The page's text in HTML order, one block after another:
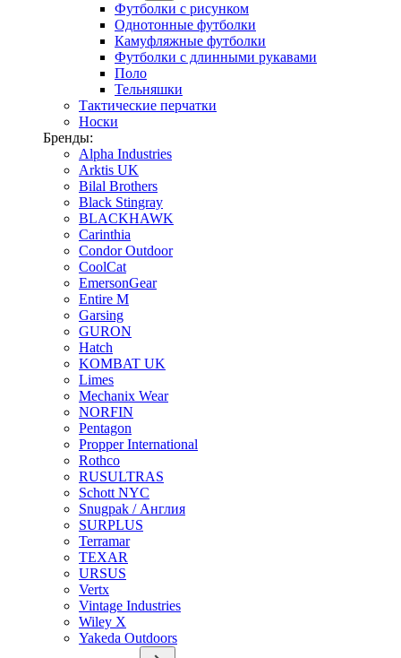
Футболки с рисунком
Однотонные футболки
Камуфляжные футболки
Футболки с длинными рукавами
Поло
Тельняшки
Тактические перчатки
Носки
Бренды:
Alpha Industries
Arktis UK
Bilal Brothers
Black Stingray
BLACKHAWK
Carinthia
Condor Outdoor
CoolCat
EmersonGear
Entire M
Garsing
GURON
Hatch
KOMBAT UK
Limes
Mechanix Wear
NORFIN
Pentagon
Propper International
Rothco
RUSULTRAS
Schott NYC
Snugpak / Англия
SURPLUS
Terramar
TEXAR
URSUS
Vertx
Vintage Industries
Wiley X
Yakeda Outdoors